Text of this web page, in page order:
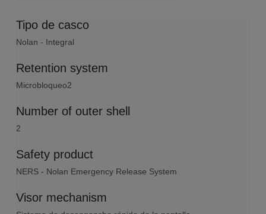
Tipo de casco
Nolan - Integral
Retention system
Microbloqueo2
Number of outer shell
2
Safety product
NERS - Nolan Emergency Release System
Visor mechanism